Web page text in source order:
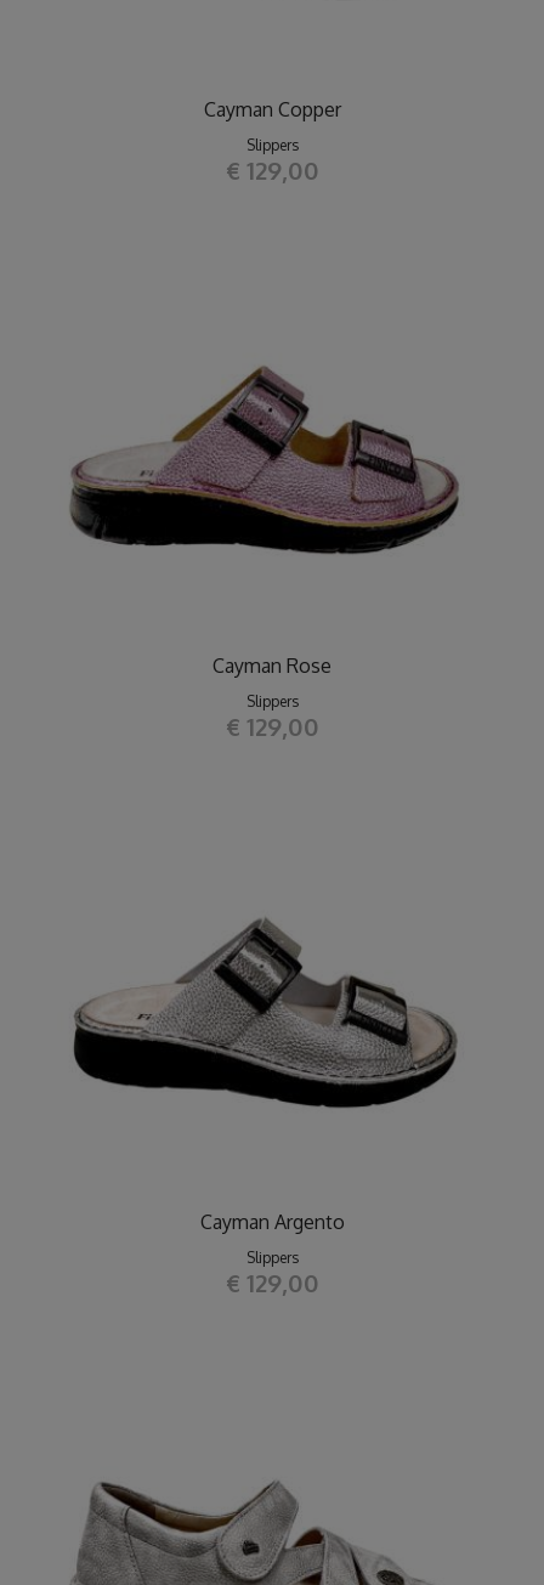
Cayman Copper
Slippers
€ 129,00
Cayman Rose
Slippers
€ 129,00
Cayman Argento
Slippers
€ 129,00